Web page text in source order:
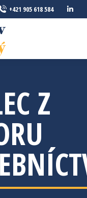
+421 905 618 584
Z